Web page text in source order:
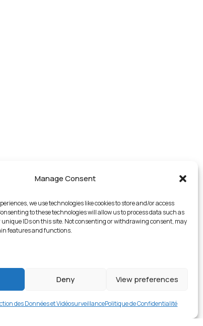
Manage Consent
we use technologies like cookies to store and/or access
to these technologies will allow us to process data such as
IDs on this site. Not consenting or withdrawing consent, may
features and functions.
Deny View preferences
des Données et VidéosurveillancePolitique de Confidentialité
16.99
Buy now